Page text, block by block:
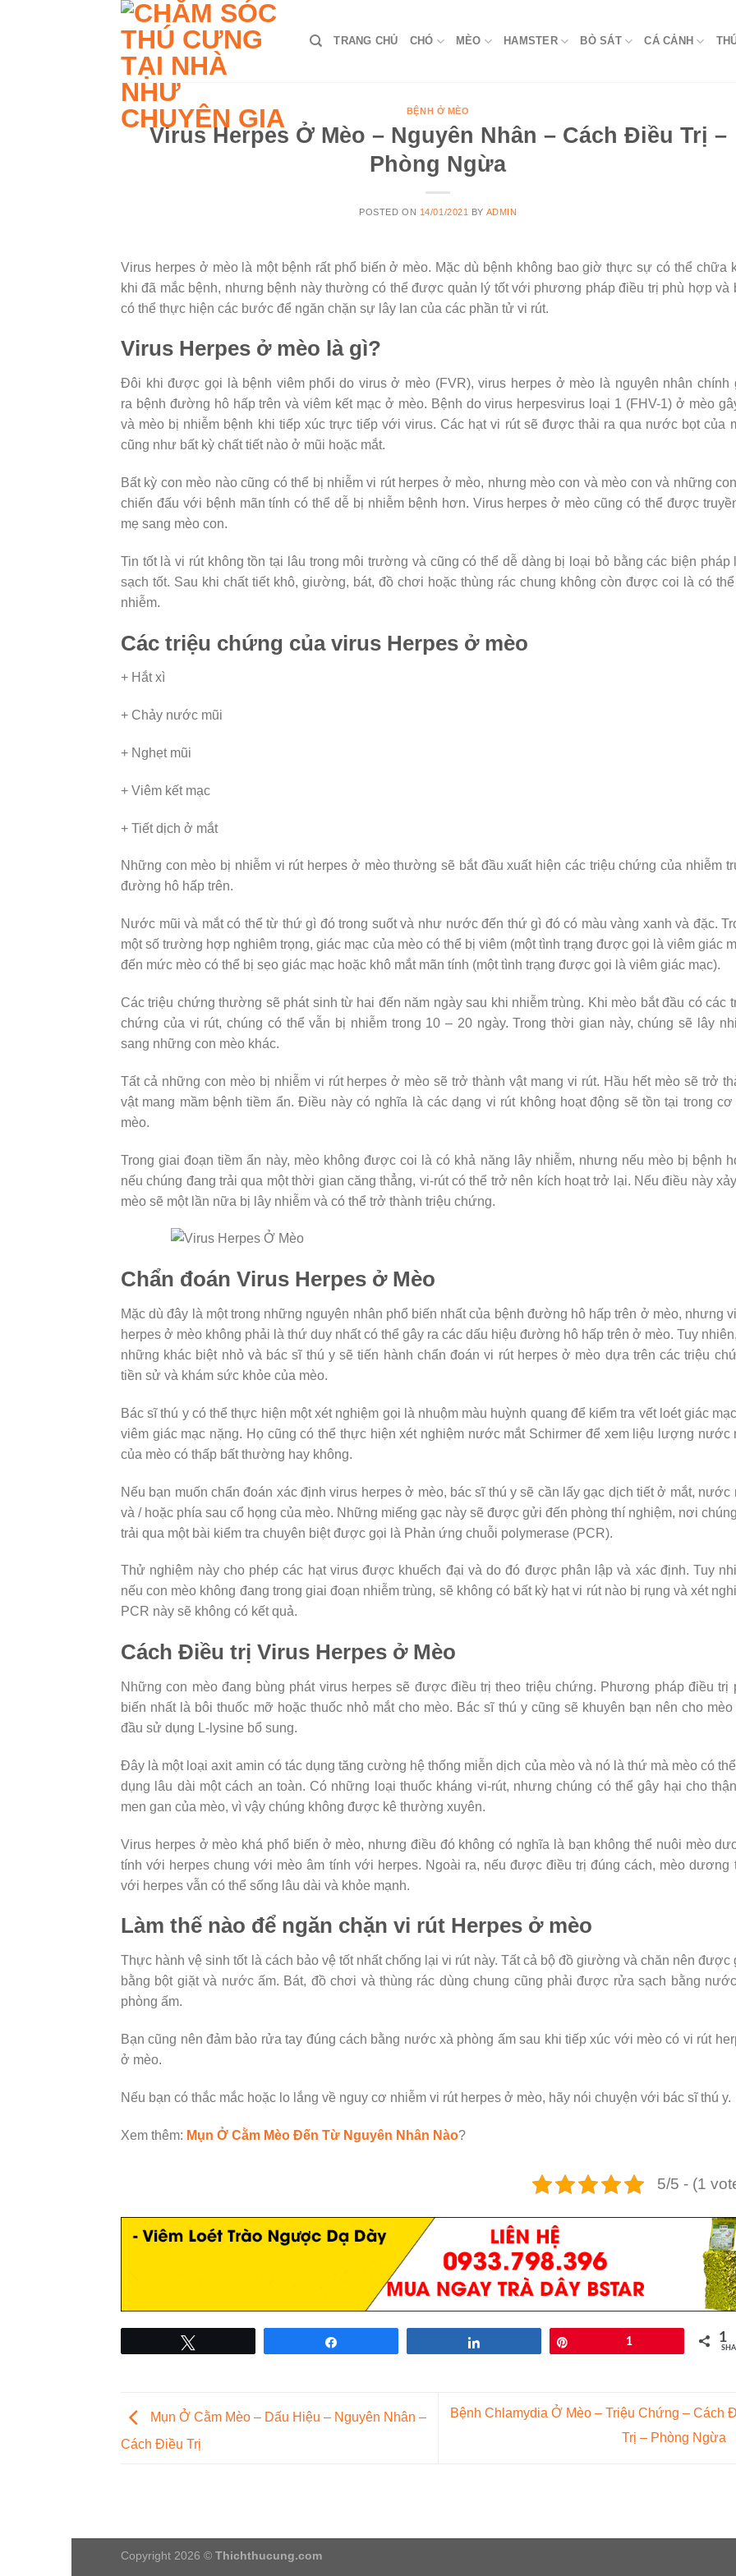
TRANG CHỦ CHÓ MÈO HAMSTER BÒ SÁT CÁ CẢNH
BỆNH Ở MÈO
Virus Herpes Ở Mèo – Nguyên Nhân – Cách Điều Trị –
Phòng Ngừa
POSTED ON 14/01/2021 BY ADMIN
Virus herpes ở mèo là một bệnh rất phổ biến ở mèo. Mặc dù bệnh không bao giờ thực sự có thể chữa
khi đã mắc bệnh, nhưng bệnh này thường có thể được quản lý tốt với phương pháp điều trị phù hợp và
có thể thực hiện các bước để ngăn chặn sự lây lan của các phần tử vi rút.
Virus Herpes ở mèo là gì?
Đôi khi được gọi là bệnh viêm phổi do virus ở mèo (FVR), virus herpes ở mèo là nguyên nhân chính
ra bệnh đường hô hấp trên và viêm kết mạc ở mèo. Bệnh do virus herpesvirus loại 1 (FHV-1) ở mèo
và mèo bị nhiễm bệnh khi tiếp xúc trực tiếp với virus. Các hạt vi rút sẽ được thải ra qua nước bọt của
cũng như bất kỳ chất tiết nào ở mũi hoặc mắt.
Bất kỳ con mèo nào cũng có thể bị nhiễm vi rút herpes ở mèo, nhưng mèo con và mèo con và những
chiến đấu với bệnh mãn tính có thể dễ bị nhiễm bệnh hơn. Virus herpes ở mèo cũng có thể được
mẹ sang mèo con.
Tin tốt là vi rút không tồn tại lâu trong môi trường và cũng có thể dễ dàng bị loại bỏ bằng các biện pháp
sạch tốt. Sau khi chất tiết khô, giường, bát, đồ chơi hoặc thùng rác chung không còn được coi là có
nhiễm.
Các triệu chứng của virus Herpes ở mèo
+ Hắt xì
+ Chảy nước mũi
+ Nghẹt mũi
+ Viêm kết mạc
+ Tiết dịch ở mắt
Những con mèo bị nhiễm vi rút herpes ở mèo thường sẽ bắt đầu xuất hiện các triệu chứng của nhiễm
đường hô hấp trên.
Nước mũi và mắt có thể từ thứ gì đó trong suốt và như nước đến thứ gì đó có màu vàng xanh và đặc.
một số trường hợp nghiêm trọng, giác mạc của mèo có thể bị viêm (một tình trạng được gọi là viêm giác
đến mức mèo có thể bị sẹo giác mạc hoặc khô mắt mãn tính (một tình trạng được gọi là viêm giác mạc).
Các triệu chứng thường sẽ phát sinh từ hai đến năm ngày sau khi nhiễm trùng. Khi mèo bắt đầu có các
chứng của vi rút, chúng có thể vẫn bị nhiễm trong 10 – 20 ngày. Trong thời gian này, chúng sẽ lây
sang những con mèo khác.
Tất cả những con mèo bị nhiễm vi rút herpes ở mèo sẽ trở thành vật mang vi rút. Hầu hết mèo sẽ trở
vật mang mầm bệnh tiềm ẩn. Điều này có nghĩa là các dạng vi rút không hoạt động sẽ tồn tại trong cơ
mèo.
Trong giai đoạn tiềm ẩn này, mèo không được coi là có khả năng lây nhiễm, nhưng nếu mèo bị bệnh
nếu chúng đang trải qua một thời gian căng thẳng, vi-rút có thể trở nên kích hoạt trở lại. Nếu điều này
mèo sẽ một lần nữa bị lây nhiễm và có thể trở thành triệu chứng.
Chẩn đoán Virus Herpes ở Mèo
Mặc dù đây là một trong những nguyên nhân phổ biến nhất của bệnh đường hô hấp trên ở mèo, nhưng
herpes ở mèo không phải là thứ duy nhất có thể gây ra các dấu hiệu đường hô hấp trên ở mèo. Tuy
những khác biệt nhỏ và bác sĩ thú y sẽ tiến hành chẩn đoán vi rút herpes ở mèo dựa trên các triệu
tiền sử và khám sức khỏe của mèo.
Bác sĩ thú y có thể thực hiện một xét nghiệm gọi là nhuộm màu huỳnh quang để kiểm tra vết loét giác
viêm giác mạc nặng. Họ cũng có thể thực hiện xét nghiệm nước mắt Schirmer để xem liệu lượng nước
của mèo có thấp bất thường hay không.
Nếu bạn muốn chẩn đoán xác định virus herpes ở mèo, bác sĩ thú y sẽ cần lấy gạc dịch tiết ở mắt, nước
và / hoặc phía sau cổ họng của mèo. Những miếng gạc này sẽ được gửi đến phòng thí nghiệm, nơi
trải qua một bài kiểm tra chuyên biệt được gọi là Phản ứng chuỗi polymerase (PCR).
Thử nghiệm này cho phép các hạt virus được khuếch đại và do đó được phân lập và xác định. Tuy
nếu con mèo không đang trong giai đoạn nhiễm trùng, sẽ không có bất kỳ hạt vi rút nào bị rụng và xét
PCR này sẽ không có kết quả.
Cách Điều trị Virus Herpes ở Mèo
Những con mèo đang bùng phát virus herpes sẽ được điều trị theo triệu chứng. Phương pháp điều trị
biến nhất là bôi thuốc mỡ hoặc thuốc nhỏ mắt cho mèo. Bác sĩ thú y cũng sẽ khuyên bạn nên cho mèo
đầu sử dụng L-lysine bổ sung.
Đây là một loại axit amin có tác dụng tăng cường hệ thống miễn dịch của mèo và nó là thứ mà mèo có
dụng lâu dài một cách an toàn. Có những loại thuốc kháng vi-rút, nhưng chúng có thể gây hại cho
men gan của mèo, vì vậy chúng không được kê thường xuyên.
Virus herpes ở mèo khá phổ biến ở mèo, nhưng điều đó không có nghĩa là bạn không thể nuôi mèo
tính với herpes chung với mèo âm tính với herpes. Ngoài ra, nếu được điều trị đúng cách, mèo dương
với herpes vẫn có thể sống lâu dài và khỏe mạnh.
Làm thế nào để ngăn chặn vi rút Herpes ở mèo
Thực hành vệ sinh tốt là cách bảo vệ tốt nhất chống lại vi rút này. Tất cả bộ đồ giường và chăn nên được
bằng bột giặt và nước ấm. Bát, đồ chơi và thùng rác dùng chung cũng phải được rửa sạch bằng
phòng ấm.
Bạn cũng nên đảm bảo rửa tay đúng cách bằng nước xà phòng ấm sau khi tiếp xúc với mèo có vi rút
ở mèo.
Nếu bạn có thắc mắc hoặc lo lắng về nguy cơ nhiễm vi rút herpes ở mèo, hãy nói chuyện với bác sĩ thú y.
Xem thêm: Mụn Ở Cằm Mèo Đến Từ Nguyên Nhân Nào?
5/5 - (1
1 1
Mụn Ở Cằm Mèo – Dấu Hiệu – Nguyên Nhân –
Cách Điều Trị
Bệnh Chlamydia Ở Mèo – Triệu Chứng – Cách
Trị – Phòng Ngừa
Copyright 2026 © Thichthucung.com